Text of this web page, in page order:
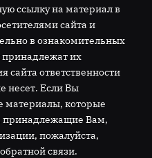
ссылку на материал в
сайта и
в ознакомительных
их
ответственности
несет. Если Вы
материалы, которые
принадлежащие Вам,
пожалуйста,
связи.